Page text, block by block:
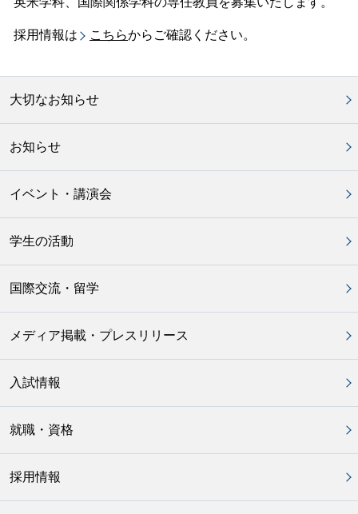
採用情報は こちらからご確認ください。
大切なお知らせ
お知らせ
イベント・講演会
学生の活動
国際交流・留学
メディア掲載・プレスリリース
入試情報
就職・資格
採用情報